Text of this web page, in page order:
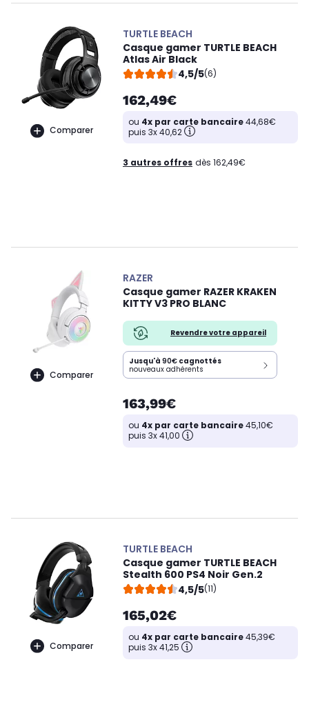
Comparer
TURTLE BEACH
Casque gamer TURTLE BEACH
Atlas Air Black
4,5/5(6)
162,49€
ou 4x par carte bancaire44,68€
puis 3x 40,62
3 autres offres dès 162,49€
Comparer
RAZER
Casque gamer RAZER KRAKEN
KITTY V3 PRO BLANC
Revendre votre appareil
Jusqu'à 90€ cagnottés
nouveaux adhérents
163,99€
ou 4x par carte bancaire45,10€
puis 3x 41,00
Comparer
TURTLE BEACH
Casque gamer TURTLE BEACH
Stealth 600 PS4 Noir Gen.2
4,5/5(11)
165,02€
ou 4x par carte bancaire45,39€
puis 3x 41,25